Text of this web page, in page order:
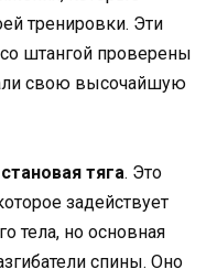
тренировки. Эти
штангой проверены
свою высочайшую
становая тяга. Это
задействует
тела, но основная
спины. Оно